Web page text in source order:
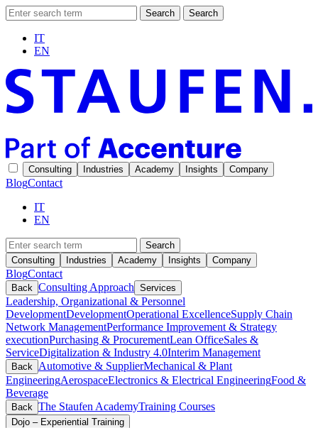
Search Search
IT
EN
Consulting Industries Academy Insights Company
BlogContact
IT
EN
Search
Consulting
Industries Academy Insights Company
BlogContact
Back Consulting Approach Services
Leadership, Organizational & Personnel
DevelopmentDevelopmentOperational ExcellenceSupply Chain
Network ManagementPerformance Improvement & Strategy
executionPurchasing & ProcurementLean OfficeSales &
ServiceDigitalization & Industry 4.0Interim Management
Back Automotive & SupplierMechanical & Plant
EngineeringAerospaceElectronics & Electrical EngineeringFood &
Beverage
Back The Staufen AcademyTraining Courses
Dojo – Experiential Training